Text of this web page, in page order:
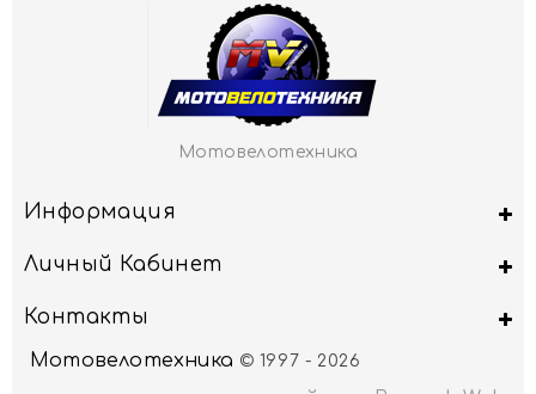
Мотовелотехника
Информация
Личный Кабинет
Контакты
Мотовелотехника © 1997 - 2026